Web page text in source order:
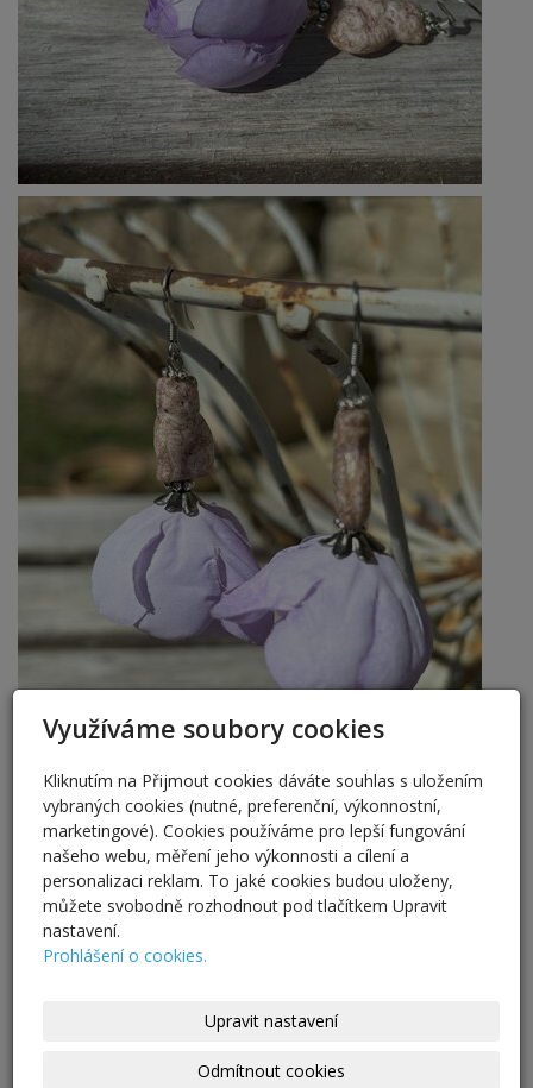
Uživatelský účet
Zapomenuté heslo?
Využíváme soubory cookies
Kliknutím na Přijmout cookies dáváte souhlas s uložením
vybraných cookies (nutné, preferenční, výkonnostní,
marketingové). Cookies používáme pro lepší fungování
našeho webu, měření jeho výkonnosti a cílení a
personalizaci reklam. To jaké cookies budou uloženy,
můžete svobodně rozhodnout pod tlačítkem Upravit
nastavení.
Prohlášení o cookies.
Upravit nastavení
Odmítnout cookies